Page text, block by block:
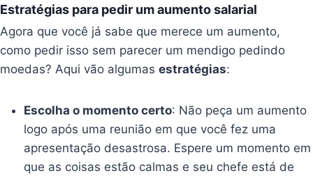
Estratégias para pedir um aumento salarial
Agora que você já sabe que merece um aumento,
como pedir isso sem parecer um mendigo pedindo
moedas? Aqui vão algumasestratégias:
Escolha o momento certo: Não peça um aumento
logo após uma reunião em que você fez uma
apresentação desastrosa. Espere um momento em
que as coisas estão calmas e seu chefe está de